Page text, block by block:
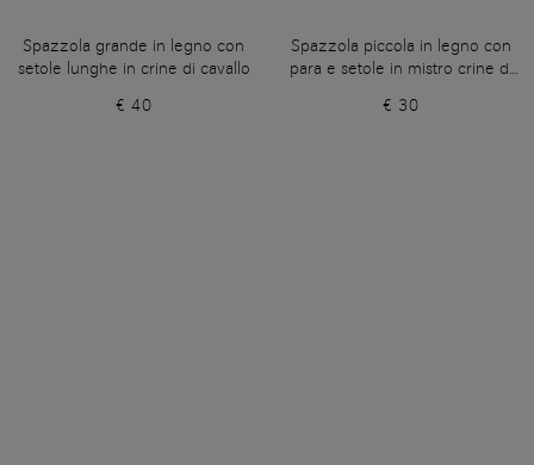
Spazzola grande in legno con
setole lunghe in crine di cavallo
€ 40
Spazzola piccola in legno con
para e setole in mistro crine di
€ 30